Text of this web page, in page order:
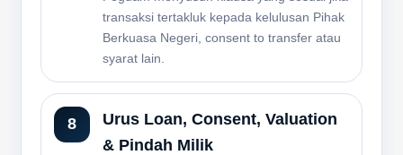
transaksi tertakluk kepada kelulusan Pihak
Berkuasa Negeri, consent to transfer atau
syarat lain.
Urus Loan, Consent, Valuation
& Pindah Milik